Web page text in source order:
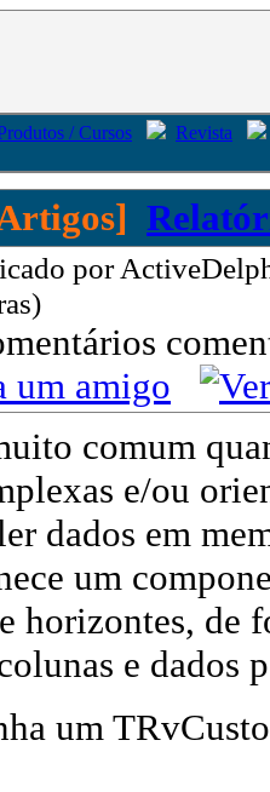
/ Cursos
Revista
por
um amigo
comum
e/ou
dados em
um
horizontes, de
e dados
um